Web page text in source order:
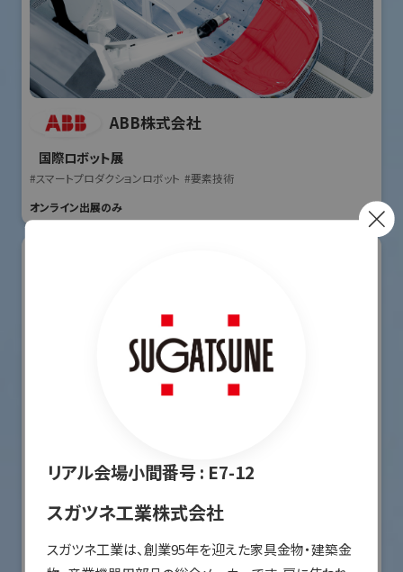
リアル会場小間番号 : E7-12
スガツネ工業株式会社
スガツネ工業は、創業95年を迎えた家具金物・建築金
ABB株式会社
国際ロボット展
#スマートプロダクションロボット #要素技術
オンライン出展のみ
#スマートプロダクションロボット #要素技術